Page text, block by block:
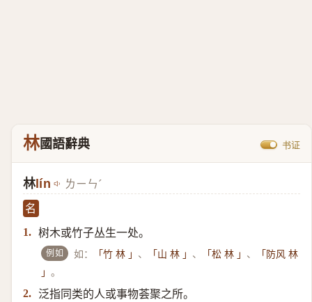
林國語辭典 书证
林lín ㄌㄧㄣˊ
名
1. 树木或竹子丛生一处。
例如 如： 「竹 林 」 、 「山 林 」 、 「松 林 」 、
「防风 林
」 。
2. 泛指同类的人或事物荟聚之所。